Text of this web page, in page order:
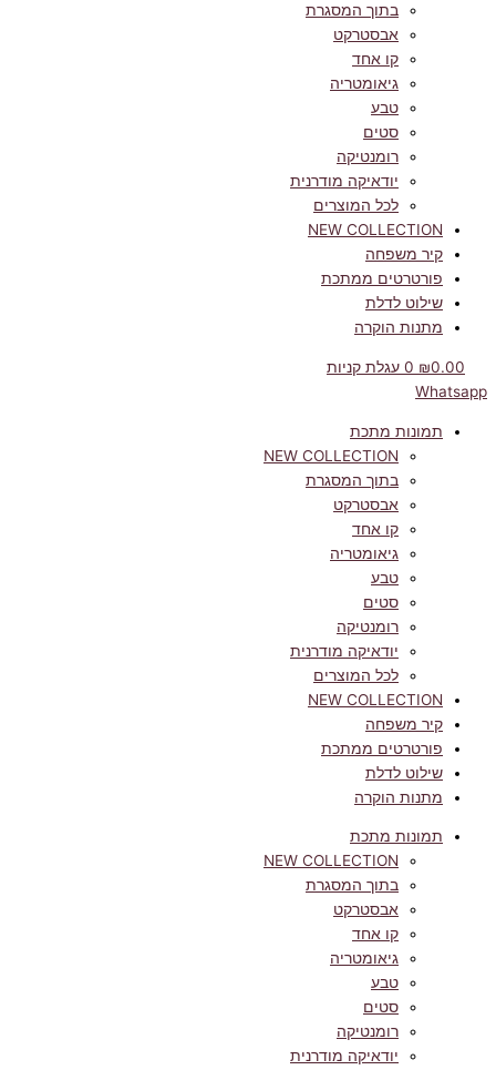
בתוך המסגרת
אבסטרקט
קו אחד
גיאומטריה
טבע
סטים
רומנטיקה
יודאיקה מודרנית
לכל המוצרים
NEW COLLECTION
קיר משפחה
פורטרטים ממתכת
שילוט לדלת
מתנות הוקרה
₪0.00
0
עגלת קניות
Whatsapp
תמונות מתכת
NEW COLLECTION
בתוך המסגרת
אבסטרקט
קו אחד
גיאומטריה
טבע
סטים
רומנטיקה
יודאיקה מודרנית
לכל המוצרים
NEW COLLECTION
קיר משפחה
פורטרטים ממתכת
שילוט לדלת
מתנות הוקרה
תמונות מתכת
NEW COLLECTION
בתוך המסגרת
אבסטרקט
קו אחד
גיאומטריה
טבע
סטים
רומנטיקה
יודאיקה מודרנית